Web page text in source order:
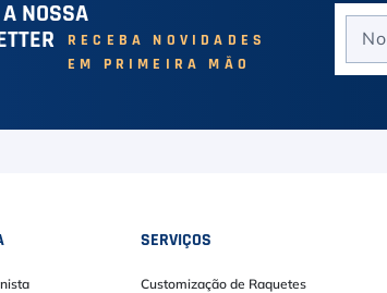
NOSSA
RECEBA NOVIDADES
EM PRIMEIRA MÃO
SERVIÇOS
Customização de Raquetes